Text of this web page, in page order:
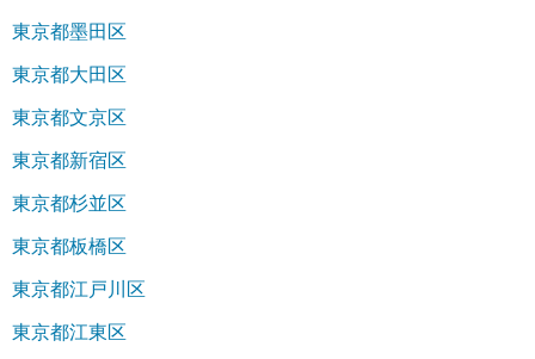
東京都墨田区
東京都大田区
東京都文京区
東京都新宿区
東京都杉並区
東京都板橋区
東京都江戸川区
東京都江東区